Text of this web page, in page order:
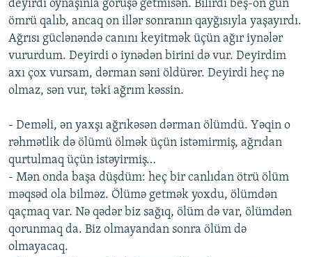
deyirdi oynaşınla görüşə getmisən. Bilirdi beş-on gün
ömrü qalıb, ancaq on illər sonranın qayğısıyla yaşayırdı.
Ağrısı güclənəndə canını keyitmək üçün ağır iynələr
vururdum. Deyirdi o iynədən birini də vur. Deyirdim
axı çox vursam, dərman səni öldürər. Deyirdi heç nə
olmaz, sən vur, təki ağrım kəssin.
- Deməli, ən yaxşı ağrıkəsən dərman ölümdü. Yəqin o
rəhmətlik də ölümü ölmək üçün istəmirmiş, ağrıdan
qurtulmaq üçün istəyirmiş…
- Mən onda başa düşdüm: heç bir canlıdan ötrü ölüm
məqsəd ola bilməz. Ölümə getmək yoxdu, ölümdən
qaçmaq var. Nə qədər biz sağıq, ölüm də var, ölümdən
qorunmaq da. Biz olmayandan sonra ölüm də
olmayacaq.